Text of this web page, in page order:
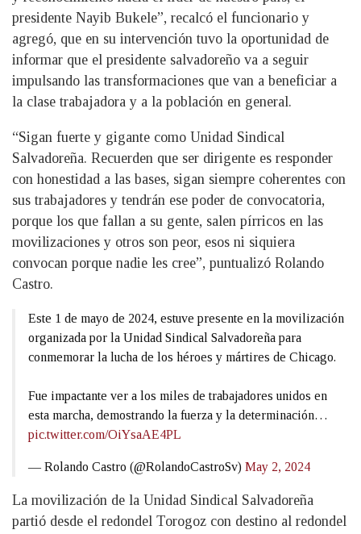
presidente Nayib Bukele”, recalcó el funcionario y
agregó, que en su intervención tuvo la oportunidad de
informar que el presidente salvadoreño va a seguir
impulsando las transformaciones que van a beneficiar a
la clase trabajadora y a la población en general.
“Sigan fuerte y gigante como Unidad Sindical
Salvadoreña. Recuerden que ser dirigente es responder
con honestidad a las bases, sigan siempre coherentes con
sus trabajadores y tendrán ese poder de convocatoria,
porque los que fallan a su gente, salen pírricos en las
movilizaciones y otros son peor, esos ni siquiera
convocan porque nadie les cree”, puntualizó Rolando
Castro.
Este 1 de mayo de 2024, estuve presente en la movilización
organizada por la Unidad Sindical Salvadoreña para
conmemorar la lucha de los héroes y mártires de Chicago.
Fue impactante ver a los miles de trabajadores unidos en
esta marcha, demostrando la fuerza y la determinación…
pic.twitter.com/OiYsaAE4PL
— Rolando Castro (@RolandoCastroSv) May 2, 2024
La movilización de la Unidad Sindical Salvadoreña
partió desde el redondel Torogoz con destino al redondel